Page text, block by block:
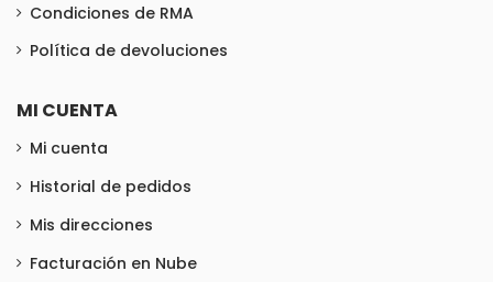
Condiciones de RMA
Política de devoluciones
MI CUENTA
Mi cuenta
Historial de pedidos
Mis direcciones
Facturación en Nube